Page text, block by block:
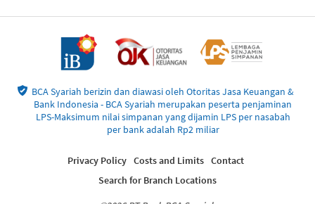
BCA Syariah berizin dan diawasi oleh Otoritas Jasa Keuangan &
Bank Indonesia - BCA Syariah merupakan peserta penjaminan
LPS-Maksimum nilai simpanan yang dijamin LPS per nasabah
per bank adalah Rp2 miliar
Privacy Policy Costs and Limits Contact
Search for Branch Locations